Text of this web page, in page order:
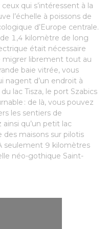
qui s’intéressent à la
l’échelle à poissons de
d’Europe centrale.
1,4 kilomètre de long
était nécessaire
migrer librement tout au
baie vitrée, vous
nagent d’un endroit à
lac Tisza, le port Szabics
: de là, vous pouvez
les sentiers de
qu’un petit lac
des maisons sur pilotis
seulement 9 kilomètres
néo-gothique Saint-